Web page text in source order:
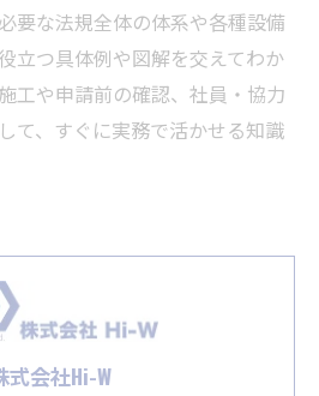
要な法規全体の体系や各種設備
立つ具体例や図解を交えてわか
工や申請前の確認、社員・協力
て、すぐに実務で活かせる知識
式会社Hi-W